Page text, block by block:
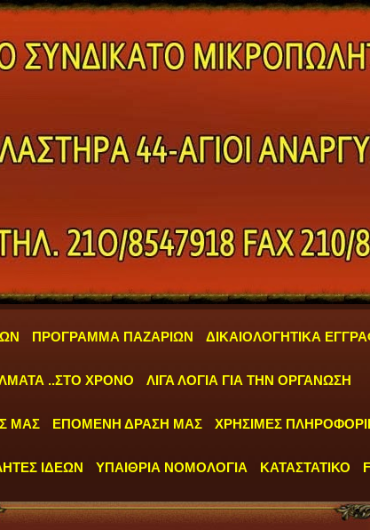
ΠΡΟΓΡΑΜΜΑ ΠΑΖΑΡΙΩΝ ΔΙΚΑΙΟΛΟΓΗΤΙΚΑ
..ΣΤΟ ΧΡΟΝΟ ΛΙΓΑ ΛΟΓΙΑ ΓΙΑ ΤΗΝ ΟΡΓΑΝΩΣΗ
ΜΑΣ ΕΠΟΜΕΝΗ ΔΡΑΣΗ ΜΑΣ ΧΡΗΣΙΜΕΣ
ΙΔΕΩΝ ΥΠΑΙΘΡΙΑ ΝΟΜΟΛΟΓΙΑ ΚΑΤΑΣΤΑΤΙΚΟ